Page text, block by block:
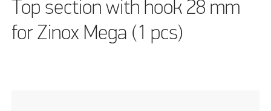
Top section with hook 28 mm
for Zinox Mega (1 pcs)